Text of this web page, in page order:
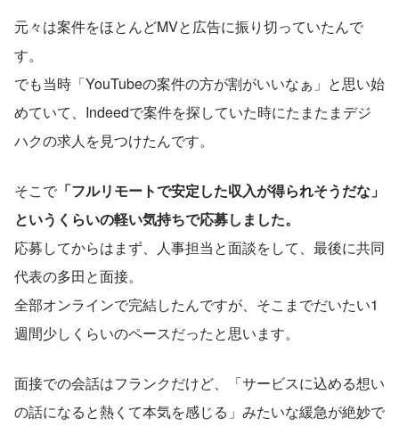
元々は案件をほとんどMVと広告に振り切っていたんで
す。
でも当時「YouTubeの案件の方が割がいいなぁ」と思い始
めていて、Indeedで案件を探していた時にたまたまデジ
ハクの求人を見つけたんです。
そこで 「フルリモートで安定した収入が得られそうだな」
というくらいの軽い気持ちで応募しました。
応募してからはまず、人事担当と面談をして、最後に共同
代表の多田と面接。
全部オンラインで完結したんですが、そこまでだいたい1
週間少しくらいのペースだったと思います。
面接での会話はフランクだけど、「サービスに込める想い
の話になると熱くて本気を感じる」みたいな緩急が絶妙で